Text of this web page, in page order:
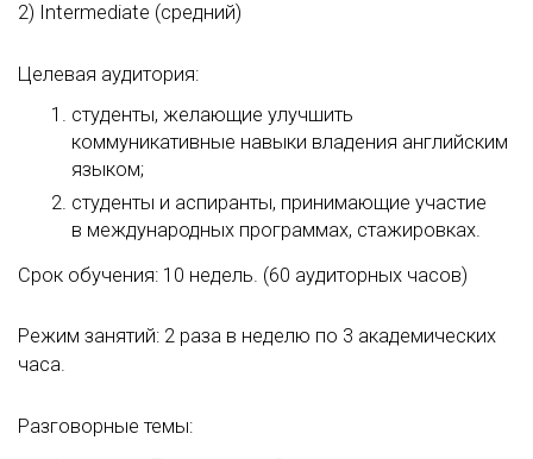
2) Intermediate (средний)
Целевая аудитория:
студенты, желающие улучшить
коммуникативные навыки владения английским
языком;
студенты и аспиранты, принимающие участие
в международных программах, стажировках.
Срок обучения: 10 недель. (60 аудиторных часов)
Режим занятий: 2 раза в неделю по 3 академических
часа.
Разговорные темы: